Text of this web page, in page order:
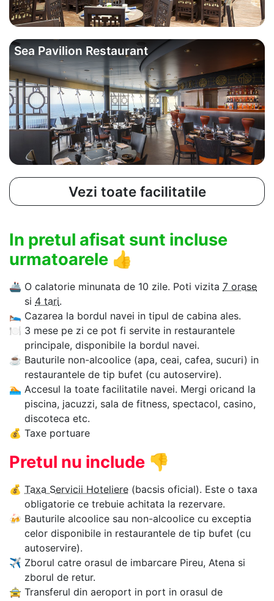
Sea Pavilion Restaurant
Vezi toate facilitatile
In pretul afisat sunt incluse
urmatoarele 👍
🚢 O calatorie minunata de 10 zile. Poti vizita 7 orase
si 4 tari.
🛌 Cazarea la bordul navei in tipul de cabina ales.
🍽 3 mese pe zi ce pot fi servite in restaurantele
principale, disponibile la bordul navei.
☕ Bauturile non-alcoolice (apa, ceai, cafea, sucuri) in
restaurantele de tip bufet (cu autoservire).
🏊‍ Accesul la toate facilitatile navei. Mergi oricand la
piscina, jacuzzi, sala de fitness, spectacol, casino,
discoteca etc.
💰 Taxe portuare
Pretul nu include 👎
💰 Taxa Servicii Hoteliere (bacsis oficial). Este o taxa
obligatorie ce trebuie achitata la rezervare.
🍻 Bauturile alcoolice sau non-alcoolice cu exceptia
celor disponibile in restaurantele de tip bufet (cu
autoservire).
✈ Zborul catre orasul de imbarcare Pireu, Atena si
zborul de retur.
🚖 Transferul din aeroport in port in orasul de